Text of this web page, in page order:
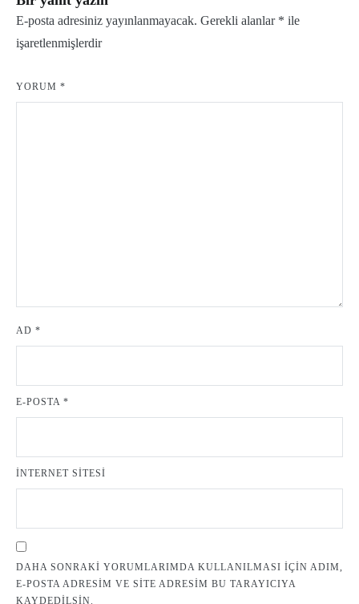
E-posta adresiniz yayınlanmayacak. Gerekli alanlar * ile
işaretlenmişlerdir
YORUM *
AD *
E-POSTA *
İNTERNET SITESI
DAHA SONRAKI YORUMLARIMDA KULLANILMASI IÇIN ADIM,
E-POSTA ADRESIM VE SITE ADRESIM BU TARAYICIYA
KAYDEDILSIN.